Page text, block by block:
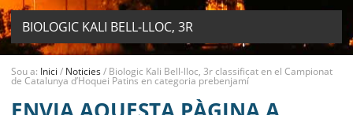
BIOLOGIC KALI BELL-LLOC, 3R
CLASSIFICAT EN EL CAMPIONAT DE
CATALUNYA D’HOQUEI PATINS EN
MENU
Sou a: Inici / Noticies/ Biologic Kali Bell-lloc, 3r classificat en el Campionat
de Catalunya d’Hoquei Patins en categoria prebenjamí